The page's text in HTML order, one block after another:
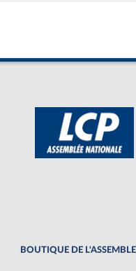
BOUTIQUE DE